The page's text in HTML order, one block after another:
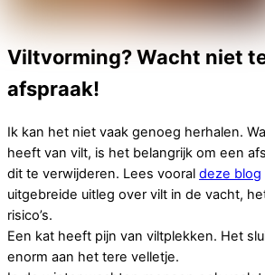
Viltvorming? Wacht niet
afspraak!
Ik kan het niet vaak genoeg herhalen.
heeft van vilt, is het belangrijk om een
dit te verwijderen. Lees vooral deze blog
uitgebreide uitleg over vilt in de vacht,
risico’s.
Een kat heeft pijn van viltplekken. Het
enorm aan het tere velletje.